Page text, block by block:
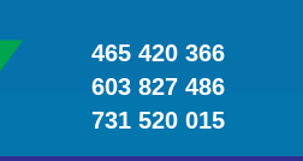
465 420 366
603 827 486
731 520 015